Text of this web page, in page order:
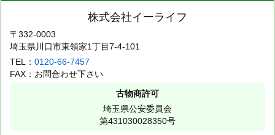
株式会社イーライフ
〒332-0003
埼玉県川口市東領家1丁目7-4-101
TEL：0120-66-7457
FAX：お問合わせ下さい
古物商許可
埼玉県公安委員会
第431030028350号